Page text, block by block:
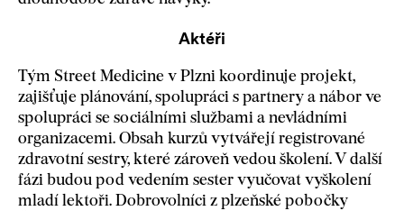
Aktéři
Tým Street Medicine v Plzni koordinuje projekt,
zajišťuje plánování, spolupráci s partnery a nábor ve
spolupráci se sociálními službami a nevládními
organizacemi. Obsah kurzů vytvářejí registrované
zdravotní sestry, které zároveň vedou školení. V další
fázi budou pod vedením sester vyučovat vyškolení
mladí lektoři. Dobrovolníci z plzeňské pobočky